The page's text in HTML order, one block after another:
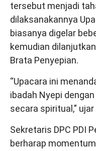
tersebut menjadi
dilaksanakannya
biasanya digelar
kemudian
Brata Penyepian.
“Upacara ini
ibadah Nyepi
secara spiritual,”
Sekretaris DPC PDI
berharap